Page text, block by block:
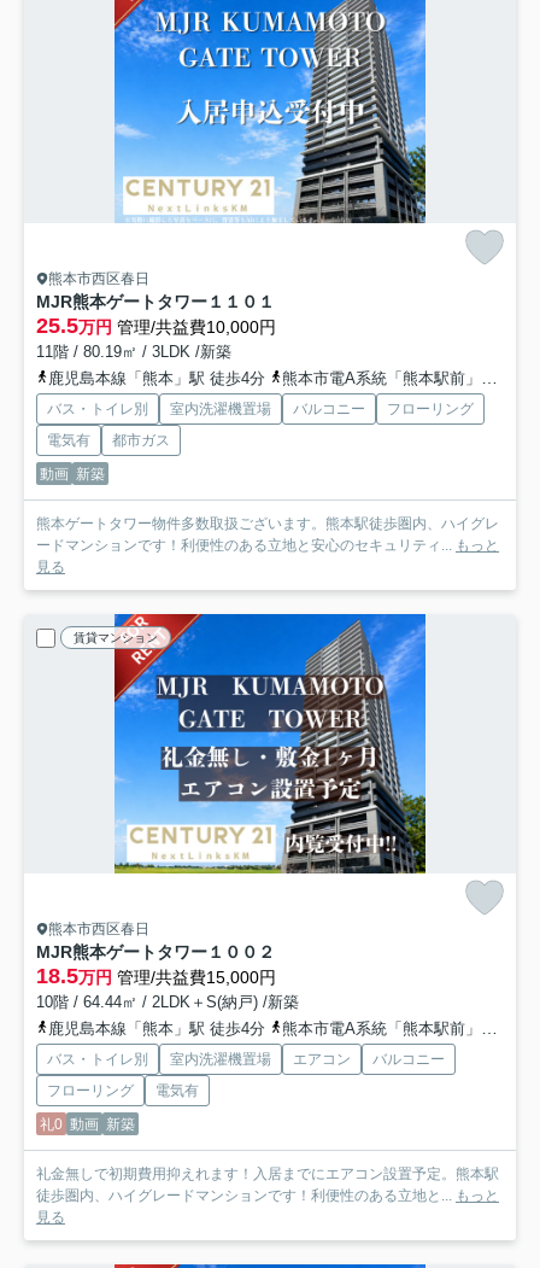
熊本市西区春日
MJR熊本ゲートタワー１１０１
25.5万円 管理/共益費10,000円
11階 / 80.19㎡ / 3LDK /新築
鹿児島本線「熊本」駅 徒歩4分
熊本市電A系統「熊本駅前」駅 徒歩5分
バス・トイレ別 室内洗濯機置場 バルコニー
フローリング
電気有
都市ガス
動画 新築
熊本ゲートタワー物件多数取扱ございます。熊本駅徒歩圏内、ハイグレ
ードマンションです！利便性のある立地と安心のセキュリティ... もっと
見る
賃貸マンション
熊本市西区春日
MJR熊本ゲートタワー１００２
18.5万円 管理/共益費15,000円
10階 / 64.44㎡ / 2LDK＋S(納戸) /新築
鹿児島本線「熊本」駅 徒歩4分
熊本市電A系統「熊本駅前」駅 徒歩5分
バス・トイレ別 室内洗濯機置場 エアコン
バルコニー
フローリング
電気有
礼0 動画 新築
礼金無しで初期費用抑えれます！入居までにエアコン設置予定。熊本駅
徒歩圏内、ハイグレードマンションです！利便性のある立地と... もっと
見る